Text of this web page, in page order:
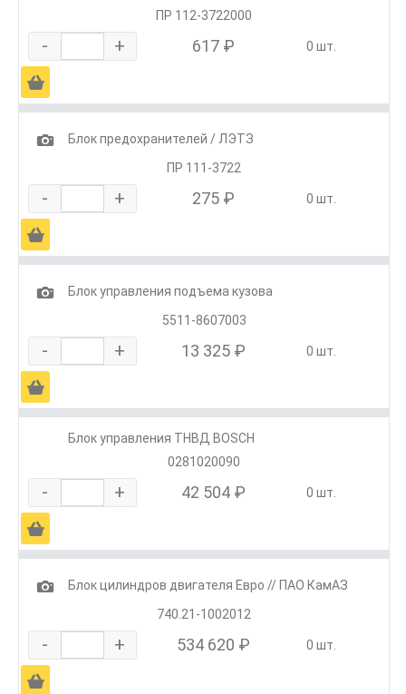
ПР 112-3722000
- + 617 ₽ 0 шт.
Ä
1
Блок предохранителей / ЛЭТЗ
ПР 111-3722
- + 275 ₽ 0 шт.
Ä
1
Блок управления подъема кузова
5511-8607003
- + 13 325 ₽ 0 шт.
Ä
Блок управления ТНВД BOSCH
0281020090
- + 42 504 ₽ 0 шт.
Ä
1
Блок цилиндров двигателя Евро // ПАО КамАЗ
740.21-1002012
- + 534 620 ₽ 0 шт.
Ä